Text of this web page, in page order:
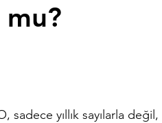
sadece yıllık sayılarla değil,